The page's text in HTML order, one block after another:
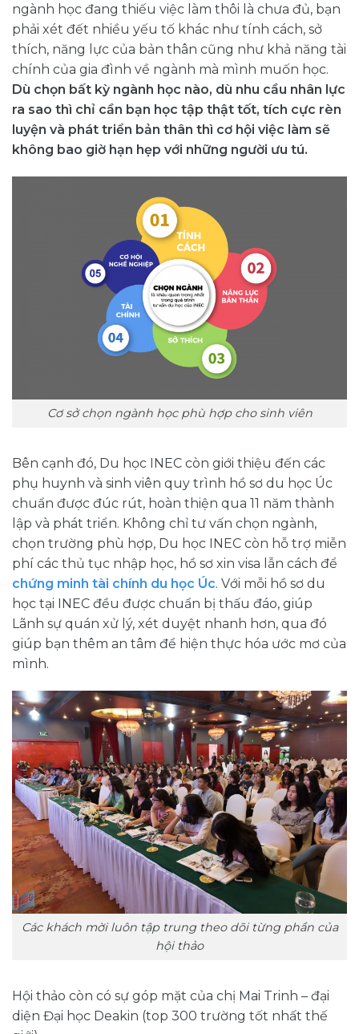
ngành học đang thiếu việc làm thôi là chưa đủ, bạn
phải xét đết nhiều yếu tố khác như tính cách, sở
thích, năng lực của bản thân cũng như khả năng tài
chính của gia đình về ngành mà mình muốn học.
Dù chọn bất kỳ ngành học nào, dù nhu cầu nhân lực
ra sao thì chỉ cần bạn học tập thật tốt, tích cực rèn
luyện và phát triển bản thân thì cơ hội việc làm sẽ
không bao giờ hạn hẹp với những người ưu tú.
Cơ sở chọn ngành học phù hợp cho sinh viên
Bên cạnh đó, Du học INEC còn giới thiệu đến các
phụ huynh và sinh viên quy trình hồ sơ du học Úc
chuẩn được đúc rút, hoàn thiện qua 11 năm thành
lập và phát triển. Không chỉ tư vấn chọn ngành,
chọn trường phù hợp, Du học INEC còn hỗ trợ miễn
phí các thủ tục nhập học, hồ sơ xin visa lẫn cách để
chứng minh tài chính du học Úc. Với mỗi hồ sơ du
học tại INEC đều được chuẩn bị thấu đáo, giúp
Lãnh sự quán xử lý, xét duyệt nhanh hơn, qua đó
giúp bạn thêm an tâm để hiện thực hóa ước mơ của
mình.
Các khách mời luôn tập trung theo dõi từng phần của
hội thảo
Hội thảo còn có sự góp mặt của chị Mai Trinh – đại
diện Đại học Deakin (top 300 trường tốt nhất thế